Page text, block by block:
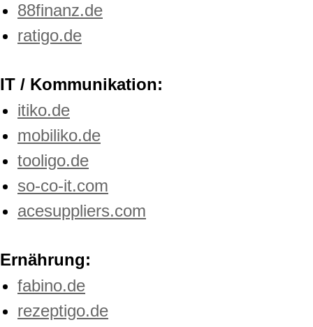
88finanz.de
ratigo.de
IT / Kommunikation:
itiko.de
mobiliko.de
tooligo.de
so-co-it.com
acesuppliers.com
Ernährung:
fabino.de
rezeptigo.de